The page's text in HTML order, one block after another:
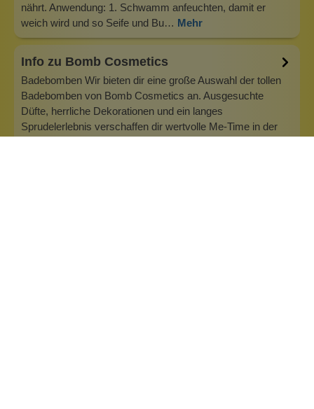
nährt. Anwendung: 1. Schwamm anfeuchten, damit er
weich wird und so Seife und Bu… Mehr
Info zu Bomb Cosmetics
Badebomben Wir bieten dir eine große Auswahl der tollen
Badebomben von Bomb Cosmetics an. Ausgesuchte
Düfte, herrliche Dekorationen und ein langes
Sprudelerlebnis verschaffen dir wertvolle Me-Time in der